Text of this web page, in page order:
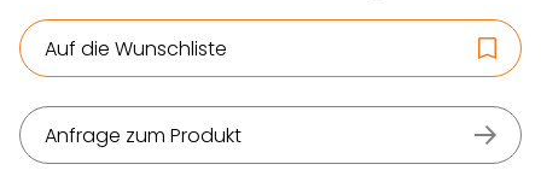
Auf die Wunschliste
Anfrage zum Produkt